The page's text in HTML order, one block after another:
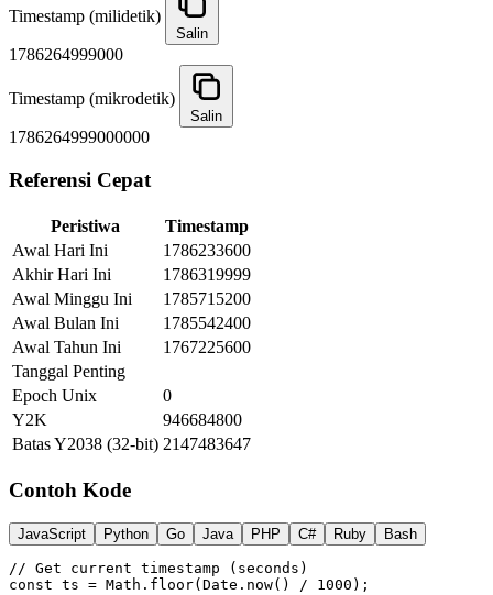
Timestamp (milidetik)
Salin
1786264999000
Timestamp (mikrodetik)
Salin
1786264999000000
Referensi Cepat
Peristiwa
Timestamp
Awal Hari Ini
1786233600
Akhir Hari Ini
1786319999
Awal Minggu Ini
1785715200
Awal Bulan Ini
1785542400
Awal Tahun Ini
1767225600
Tanggal Penting
Epoch Unix
0
Y2K
946684800
Batas Y2038 (32-bit) 2147483647
Contoh Kode
JavaScript Python Go Java PHP C# Ruby Bash
// Get current timestamp (seconds)
const ts = Math.floor(Date.now() / 1000);